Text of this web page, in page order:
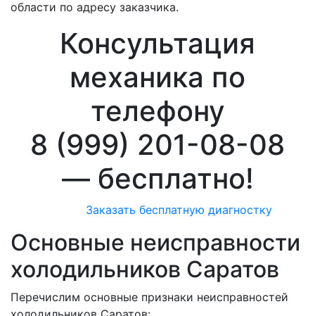
области по адресу заказчика.
Консультация
механика по
телефону
8 (999) 201-08-08
— бесплатно!
Заказать бесплатную диагностку
Основные неисправности
холодильников Саратов
Перечислим основные признаки неисправностей